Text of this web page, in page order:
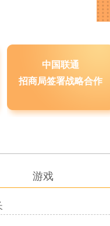
中国联通
招商局签署战略合作
游戏